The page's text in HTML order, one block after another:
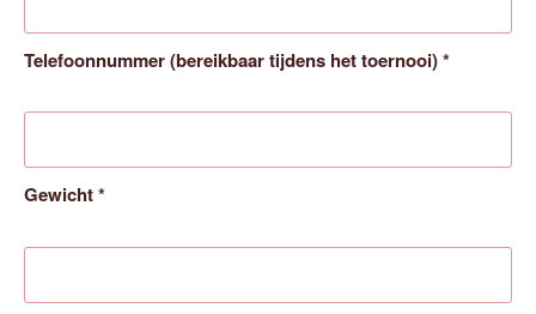
Telefoonnummer (bereikbaar tijdens het toernooi)*
Gewicht*